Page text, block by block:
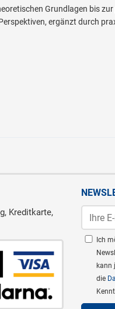
Grundlagen bis
ergänzt durch
Kreditkarte,
Ich
kann
die